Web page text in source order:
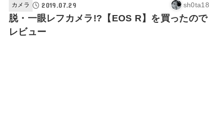
カメラ 2019.07.29 sh0ta18
脱・一眼レフカメラ!?【EOS R】を買ったので
レビュー